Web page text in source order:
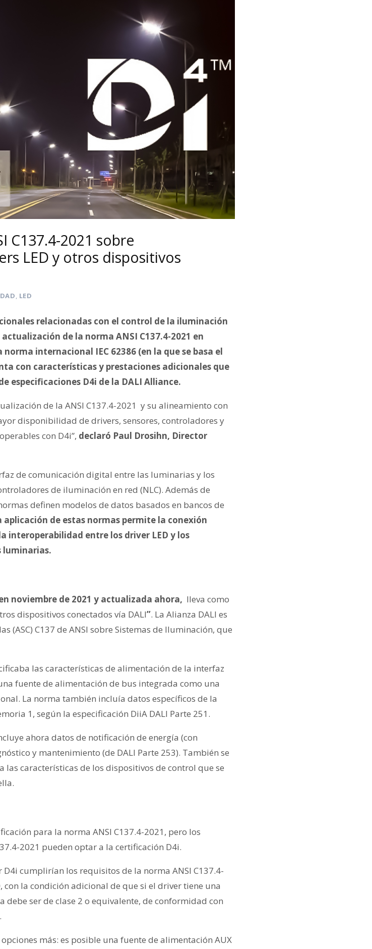
C137.4-2021 sobre
LED y otros dispositivos
, LED
relacionadas con el control de la iluminación
de la norma ANSI C137.4-2021 en
internacional IEC 62386 (en la que se basa el
con características y prestaciones adicionales que
especificaciones D4i de la DALI Alliance.
de la ANSI C137.4-2021 y su alineamiento con
disponibilidad de drivers, sensores, controladores y
con D4i”, declaró Paul Drosihn, Director
de comunicación digital entre las luminarias y los
de iluminación en red (NLC). Además de
definen modelos de datos basados en bancos de
aplicación de estas normas permite la conexión
interoperabilidad entre los driver LED y los
luminarias.
noviembre de 2021 y actualizada ahora, lleva como
dispositivos conectados vía DALI”. La Alianza DALI es
(ASC) C137 de ANSI sobre Sistemas de Iluminación, que
las características de alimentación de la interfaz
fuente de alimentación de bus integrada como una
La norma también incluía datos específicos de la
1, según la especificación DiiA DALI Parte 251.
ahora datos de notificación de energía (con
y mantenimiento (de DALI Parte 253). También se
las características de los dispositivos de control que se
para la norma ANSI C137.4-2021, pero los
2021 pueden optar a la certificación D4i.
cumplirían los requisitos de la norma ANSI C137.4-
con la condición adicional de que si el driver tiene una
ser de clase 2 o equivalente, de conformidad con
más: es posible una fuente de alimentación AUX